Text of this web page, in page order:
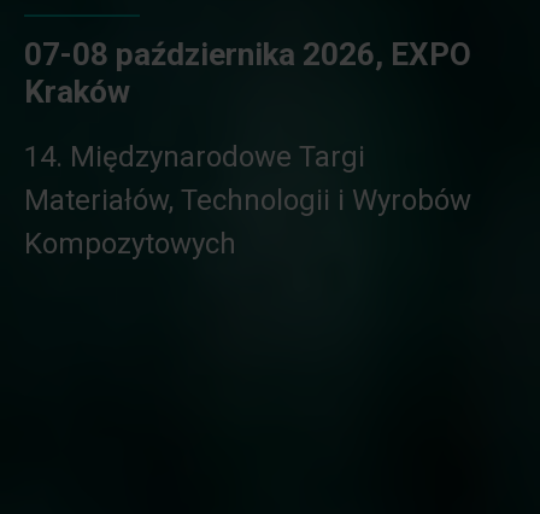
07-08 października 2026, EXPO
Kraków
14. Międzynarodowe Targi
Materiałów, Technologii i Wyrobów
Kompozytowych